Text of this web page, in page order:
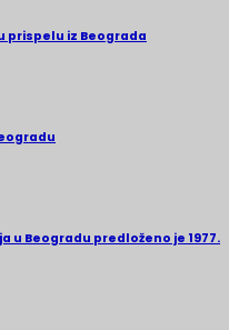
prispelu iz Beograda
Beogradu predloženo je 1977.